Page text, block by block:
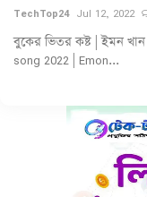
গ্যাজেট
রেজিস্ট্রেশন ও
আকর্ষণীয় তথ্য
লেখার
TechTop24 Jul 12, 2022
বুকের ভিতর কষ্ট | ইমন
song 2022 | Emon...